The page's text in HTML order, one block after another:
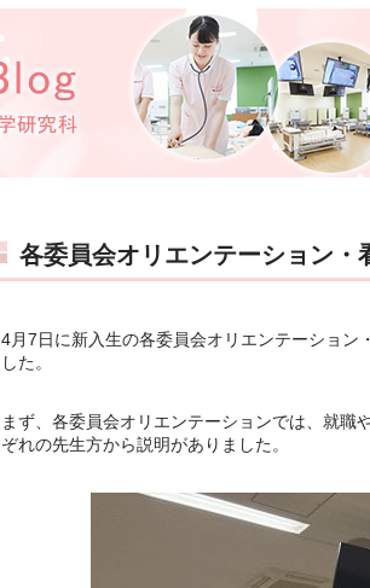
各委員会オリエンテーション
4月7日に新入生の各委員会オリエンテーション
した。
まず、各委員会オリエンテーションでは、就
ぞれの先生方から説明がありました。